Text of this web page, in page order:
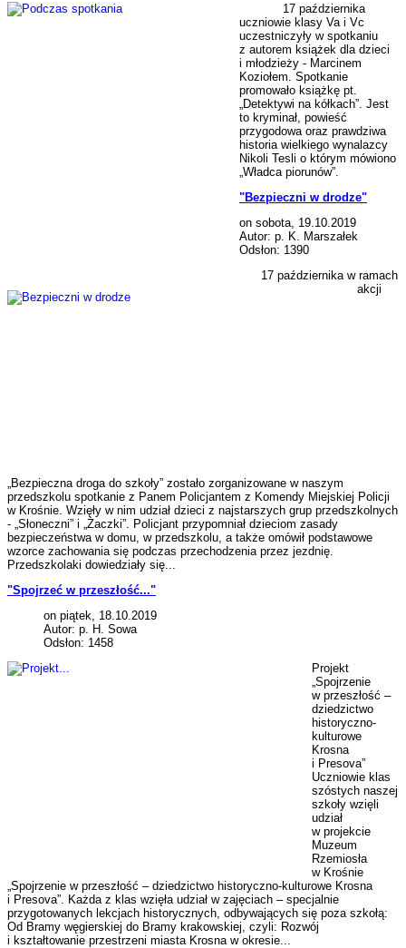
17 października
uczniowie klasy Va i Vc
uczestniczyły w spotkaniu
z autorem książek dla dzieci
i młodzieży - Marcinem
Koziołem. Spotkanie
promowało książkę pt.
„Detektywi na kółkach”. Jest
to kryminał, powieść
przygodowa oraz prawdziwa
historia wielkiego wynalazcy
Nikoli Tesli o którym mówiono
„Władca piorunów”.
"Bezpieczni w drodze"
on sobota, 19.10.2019
Autor: p. K. Marszałek
Odsłon: 1390
17 października w ramach
akcji
„Bezpieczna droga do szkoły” zostało zorganizowane w naszym
przedszkolu spotkanie z Panem Policjantem z Komendy Miejskiej Policji
w Krośnie. Wzięły w nim udział dzieci z najstarszych grup przedszkolnych
- „Słoneczni” i „Żaczki”. Policjant przypomniał dzieciom zasady
bezpieczeństwa w domu, w przedszkolu, a także omówił podstawowe
wzorce zachowania się podczas przechodzenia przez jezdnię.
Przedszkolaki dowiedziały się...
"Spojrzeć w przeszłość..."
on piątek, 18.10.2019
Autor: p. H. Sowa
Odsłon: 1458
Projekt
„Spojrzenie
w przeszłość –
dziedzictwo
historyczno-
kulturowe
Krosna
i Presova”
Uczniowie klas
szóstych naszej
szkoły wzięli
udział
w projekcie
Muzeum
Rzemiosła
w Krośnie
„Spojrzenie w przeszłość – dziedzictwo historyczno-kulturowe Krosna
i Presova”. Każda z klas wzięła udział w zajęciach – specjalnie
przygotowanych lekcjach historycznych, odbywających się poza szkołą:
Od Bramy węgierskiej do Bramy krakowskiej, czyli: Rozwój
i kształtowanie przestrzeni miasta Krosna w okresie...